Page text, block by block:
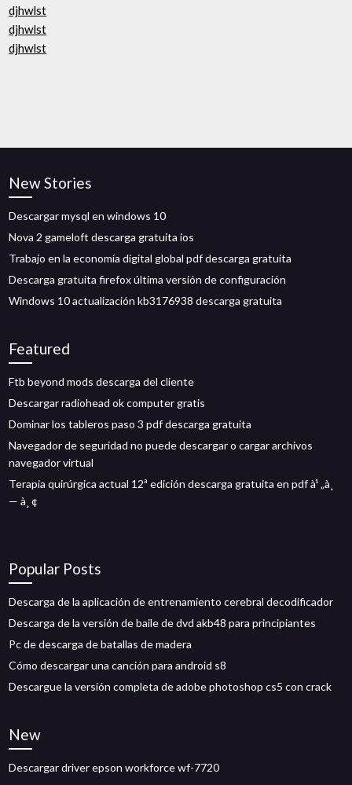
djhwlst
djhwlst
djhwlst
New Stories
Descargar mysql en windows 10
Nova 2 gameloft descarga gratuita ios
Trabajo en la economía digital global pdf descarga gratuita
Descarga gratuita firefox última versión de configuración
Windows 10 actualización kb3176938 descarga gratuita
Featured
Ftb beyond mods descarga del cliente
Descargar radiohead ok computer gratis
Dominar los tableros paso 3 pdf descarga gratuita
Navegador de seguridad no puede descargar o cargar archivos
navegador virtual
Terapia quirúrgica actual 12ª edición descarga gratuita en pdf à¹ „à¸
— à¸ ¢
Popular Posts
Descarga de la aplicación de entrenamiento cerebral decodificador
Descarga de la versión de baile de dvd akb48 para principiantes
Pc de descarga de batallas de madera
Cómo descargar una canción para android s8
Descargue la versión completa de adobe photoshop cs5 con crack
New
Descargar driver epson workforce wf-7720